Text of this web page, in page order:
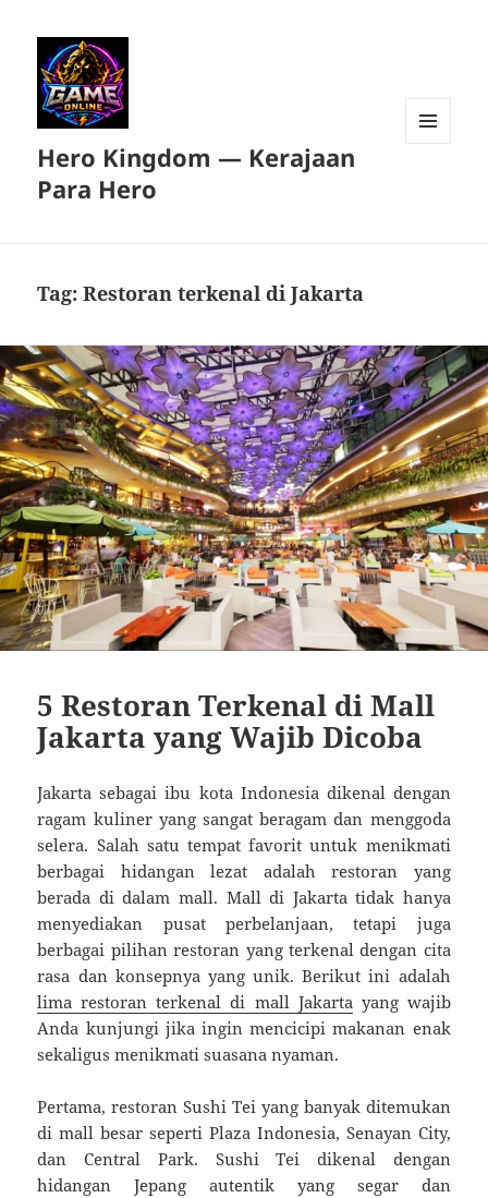
Hero Kingdom — Kerajaan
Para Hero
Tag:Restoran terkenal di Jakarta
5 Restoran Terkenal di Mall
Jakarta yang Wajib Dicoba
Jakarta sebagai ibu kota Indonesia dikenal dengan
ragam kuliner yang sangat beragam dan menggoda
selera. Salah satu tempat favorit untuk menikmati
berbagai hidangan lezat adalah restoran yang
berada di dalam mall. Mall di Jakarta tidak hanya
menyediakan pusat perbelanjaan, tetapi juga
berbagai pilihan restoran yang terkenal dengan cita
rasa dan konsepnya yang unik. Berikut ini adalah
lima restoran terkenal di mall Jakarta yang wajib
Anda kunjungi jika ingin mencicipi makanan enak
sekaligus menikmati suasana nyaman.
Pertama, restoran Sushi Tei yang banyak ditemukan
di mall besar seperti Plaza Indonesia, Senayan City,
dan Central Park. Sushi Tei dikenal dengan
hidangan Jepang autentik yang segar dan